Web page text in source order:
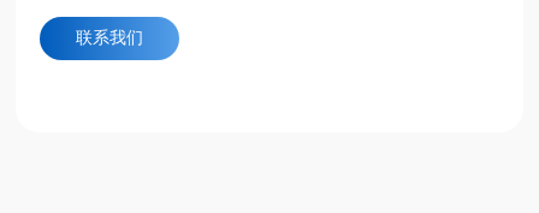
联系我们